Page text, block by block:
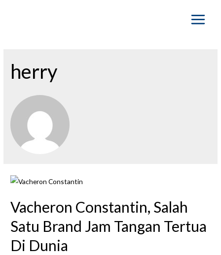
Main
herry
Vacheron Constantin, Salah
Satu Brand Jam Tangan Tertua
Di Dunia